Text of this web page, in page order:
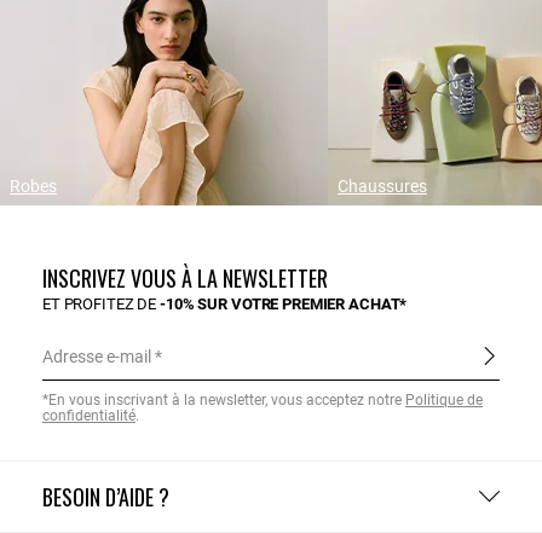
Robes Chaussures
BESOIN D’AIDE ?
INSCRIVEZ VOUS À LA NEWSLETTER
ET PROFITEZ DE-10% SUR VOTRE PREMIER ACHAT*
Adresse e-mail
*En vous inscrivant à la newsletter, vous acceptez notre Politique de
confidentialité.